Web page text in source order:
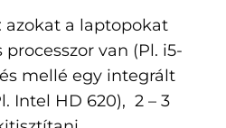
: azokat a laptopokat
van (Pl. i5-
mellé egy integrált
Intel HD 620), 2 – 3